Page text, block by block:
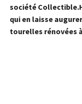
société
qui en laisse
tourelles rénovées